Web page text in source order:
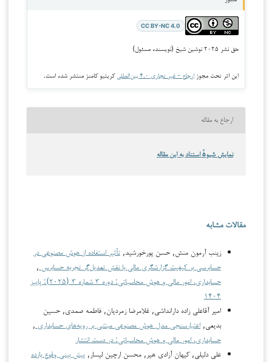
CC BY-NC 4.0
حق نشر ۲۰۲۵ نوشین شیخ (نویسنده مسئول)
این اثر تحت مجوز ارجاع - غیر تجاری ۴.۰ بین‌المللی کریتیو کامنز منتشر شده است.
ارجاع به مقاله
نمایش شیوهٔ استناد به این مقاله
مقالات مشابه
زینب آرمون منش, حسن پورخورشید, تأثیر استفاده از هوش مصنوعی در
حسابرسی بر کیفیت گزارشگری مالی با نقش تعدیل‌گر تجربه حسابرس ,
حسابداری، امور مالی و هوش محاسباتی: دوره ۳ شماره ۳ (۲۰۲۵): پاییز
۱۴۰۴
امیر آقاعلی زاده دارانداشی, غلامرضا زمردیان, فاطمه صمدی, حسین
بدیعی, اعتبارسنجی مدل هوش مصنوعی مبتنی بر رویه‌های حسابداری ,
حسابداری، امور مالی و هوش محاسباتی: در دست انتشار
علی دلیلی, کیهان آزادی هیر, محسن ارچین لیسار, پیش بینی وقوع بازده